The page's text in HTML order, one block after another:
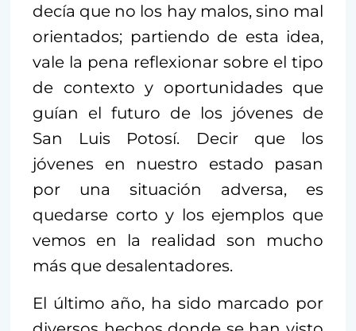
decía que no los hay malos, sino mal
orientados; partiendo de esta idea,
vale la pena reflexionar sobre el tipo
de contexto y oportunidades que
guían el futuro de los jóvenes de
San Luis Potosí. Decir que los
jóvenes en nuestro estado pasan
por una situación adversa, es
quedarse corto y los ejemplos que
vemos en la realidad son mucho
más que desalentadores.
El último año, ha sido marcado por